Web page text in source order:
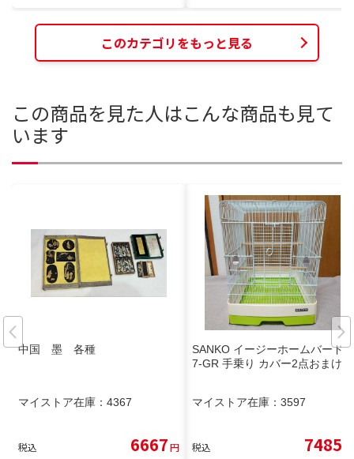
このカテゴリをもっと見る
この商品を見た人はこんな商品も見て
います
中国 墨 各種
マイストア在庫： 4367
税込 6667円
SANKO イージーホームバード 3
7-GR 手乗り カバー2点おまけ付
マイストア在庫： 3597
税込 7485